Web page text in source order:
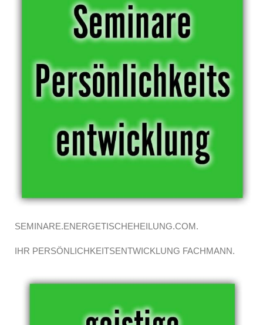
SEMINARE.ENERGETISCHEHEILUNG.COM.
IHR PERSÖNLICHKEITSENTWICKLUNG FACHMANN.